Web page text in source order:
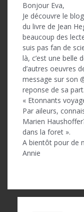
Bonjour Eva,
Je découvre le
du livre de Jean
beaucoup des
suis pas fan de
là, c’est une belle
d’autres oeuvres
message sur son
reponse de sa
« Etonnants
Par aileurs,
Marien
dans la foret ».
A bientôt pour de
Annie